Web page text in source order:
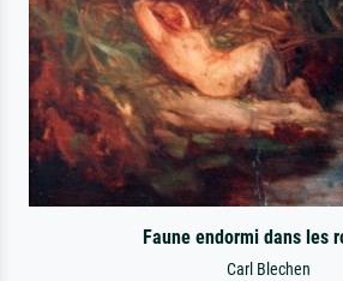
Faune endormi dans les
Carl Blechen